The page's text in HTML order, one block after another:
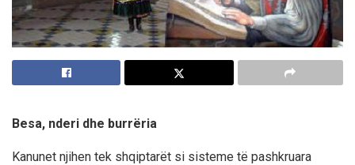
Besa, nderi dhe burrëria
Kanunet njihen tek shqiptarët si sisteme të pashkruara